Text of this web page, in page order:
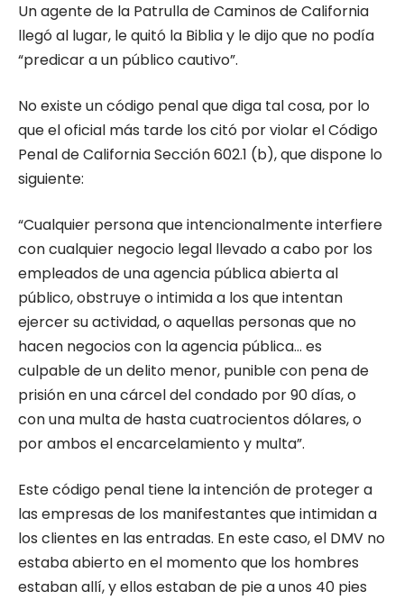
Un agente de la Patrulla de Caminos de California
llegó al lugar, le quitó la Biblia y le dijo que no podía
“predicar a un público cautivo”.
No existe un código penal que diga tal cosa, por lo
que el oficial más tarde los citó por violar el Código
Penal de California Sección 602.1 (b), que dispone lo
siguiente:
“Cualquier persona que intencionalmente interfiere
con cualquier negocio legal llevado a cabo por los
empleados de una agencia pública abierta al
público, obstruye o intimida a los que intentan
ejercer su actividad, o aquellas personas que no
hacen negocios con la agencia pública… es
culpable de un delito menor, punible con pena de
prisión en una cárcel del condado por 90 días, o
con una multa de hasta cuatrocientos dólares, o
por ambos el encarcelamiento y multa”.
Este código penal tiene la intención de proteger a
las empresas de los manifestantes que intimidan a
los clientes en las entradas. En este caso, el DMV no
estaba abierto en el momento que los hombres
estaban allí, y ellos estaban de pie a unos 40 pies